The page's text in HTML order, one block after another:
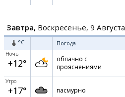
Завтра, Воскресенье, 9 Августа
°C Погода
Ночь
+12°
облачно с
прояснениями
Утро
+17° пасмурно